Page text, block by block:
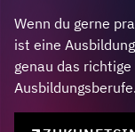
Wenn du gerne
ist eine
genau das
Ausbildungsberufe.